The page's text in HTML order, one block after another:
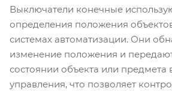
Выключатели конечные
определения положения
системах автоматизации. Они
изменение положения и
состоянии объекта или предмета
управления, что позволяет